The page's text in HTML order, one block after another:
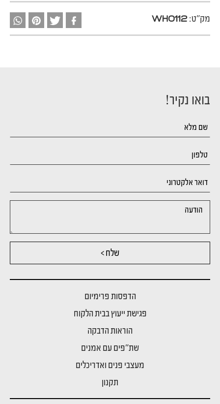
מק"ט:WH0112
הדפסות פרימיום
פגישת ייעוץ בבית הלקוח
הוראות הדבקה
שת"פים עם אמנים
מעצבי פנים ואדריכלים
תקנון
בואו נקיר!
שלח >